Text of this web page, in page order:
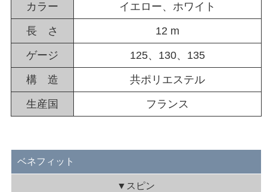
カラー イエロー、ホワイト
長 さ 12 m
ゲージ 125、130、135
構 造 共ポリエステル
生産国 フランス
ベネフィット
▼スピン